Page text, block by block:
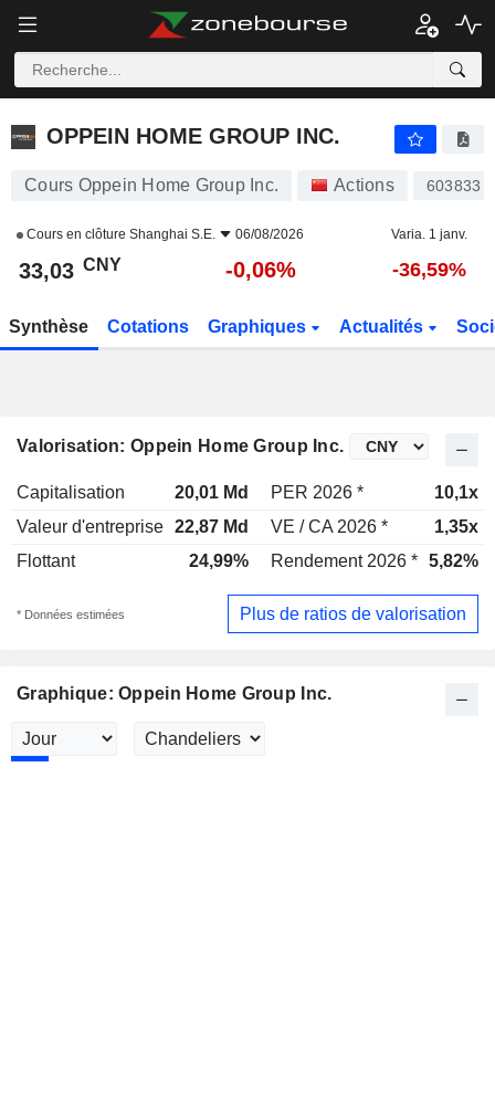
OPPEIN HOME GROUP INC.
OPPEIN HOME GROUP INC.
Cours Oppein Home Group Inc. Actions 603833
Cours en clôture Shanghai S.E. 06/08/2026 Varia. 1 janv.
33,03 CNY -0,06% -36,59%
Synthèse Cotations Graphiques Actualités
Valorisation: Oppein Home Group Inc.
Capitalisation 20,01 Md PER 2026 *
10,1x
Valeur d'entreprise 22,87 Md VE / CA 2026 *
1,35x
Flottant
24,99% Rendement 2026 * 5,82%
* Données estimées Plus de ratios de valorisation
Graphique: Oppein Home Group Inc.